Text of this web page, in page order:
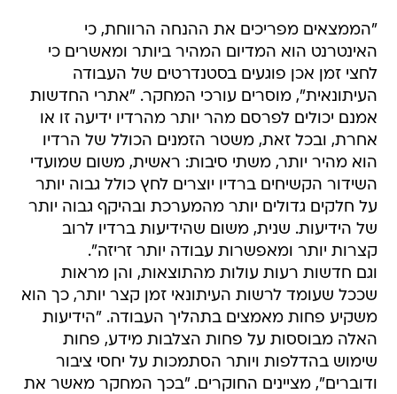
"הממצאים מפריכים את ההנחה הרווחת, כי
האינטרנט הוא המדיום המהיר ביותר ומאשרים כי
לחצי זמן אכן פוגעים בסטנדרטים של העבודה
העיתונאית", מוסרים עורכי המחקר. "אתרי החדשות
אמנם יכולים לפרסם מהר יותר מהרדיו ידיעה זו או
אחרת, ובכל זאת, משטר הזמנים הכולל של הרדיו
הוא מהיר יותר, משתי סיבות: ראשית, משום שמועדי
השידור הקשיחים ברדיו יוצרים לחץ כולל גבוה יותר
על חלקים גדולים יותר מהמערכת ובהיקף גבוה יותר
של הידיעות. שנית, משום שהידיעות ברדיו לרוב
קצרות יותר ומאפשרות עבודה יותר זריזה".
וגם חדשות רעות עולות מהתוצאות, והן מראות
שככל שעומד לרשות העיתונאי זמן קצר יותר, כך הוא
משקיע פחות מאמצים בתהליך העבודה. "הידיעות
האלה מבוססות על פחות הצלבות מידע, פחות
שימוש בהדלפות ויותר הסתמכות על יחסי ציבור
ודוברים", מציינים החוקרים. "בכך המחקר מאשר את